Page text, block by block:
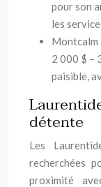
pour son
les
Montcalm
2 000 $ –
paisible,
détente
Les
recherchées
proximité